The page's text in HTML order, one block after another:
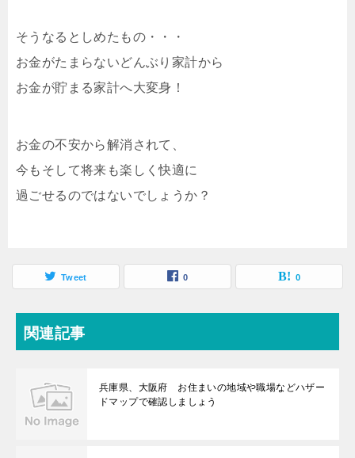
そうなるとしめたもの・・・
お金がたまらないどんぶり家計から
お金が貯まる家計へ大変身！
お金の不安から解消されて、
今もそして将来も楽しく快適に
過ごせるのではないでしょうか？
Tweet 0 0
関連記事
兵庫県、大阪府 お住まいの地域や職場などハザー
ドマップで確認しましょう